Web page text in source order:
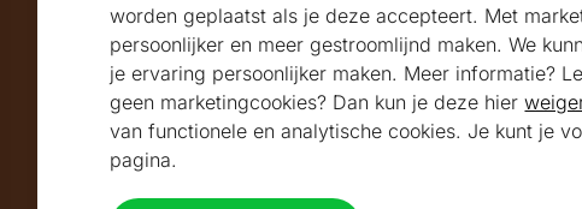
Beoordeeld met
Uitstekend
beoordeeld
Volg ons
worden geplaatst als je deze accepteert. Met
persoonlijker en meer gestroomlijnd maken. We
je ervaring persoonlijker maken. Meer informatie?
geen marketingcookies? Dan kun je deze hier
van functionele en analytische cookies. Je kunt je
pagina.